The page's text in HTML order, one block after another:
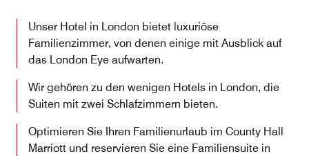
Unser Hotel in London bietet luxuriöse
Familienzimmer, von denen einige mit Ausblick auf
das London Eye aufwarten.
Wir gehören zu den wenigen Hotels in London, die
Suiten mit zwei Schlafzimmern bieten.
Optimieren Sie Ihren Familienurlaub im County Hall
Marriott und reservieren Sie eine Familiensuite in